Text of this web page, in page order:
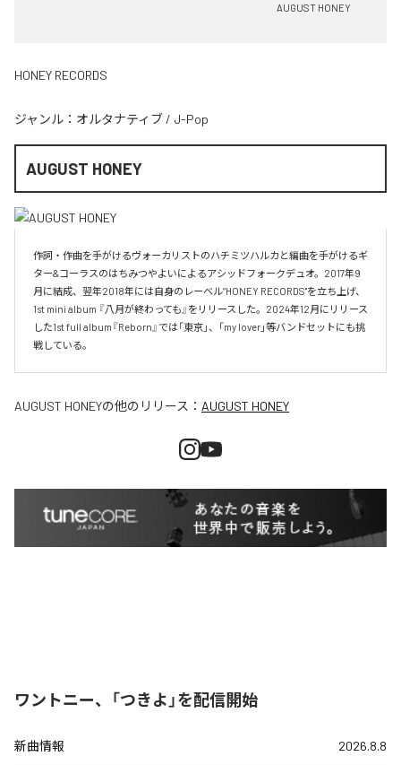
AUGUST HONEY
HONEY RECORDS
ジャンル： オルタナティブ / J-Pop
AUGUST HONEY
作詞・作曲を手がけるヴォーカリストのハチミツハルカと編曲を手がけるギ
ター&コーラスのはちみつやよいによるアシッドフォークデュオ。2017年9
月に結成、翌年2018年には自身のレーベル”HONEY RECORDS"を立ち上げ、
1st mini album 『八月が終わっても』をリリースした。2024年12月にリリース
した1st full album『Reborn』では「東京」、「my lover」等バンドセットにも挑
戦している。
AUGUST HONEYの他のリリース： AUGUST HONEY
ワントニー、「つきよ」を配信開始
新曲情報 2026.8.8